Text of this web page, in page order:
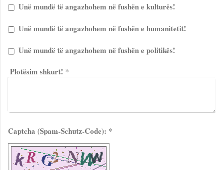
Unë mundë të angazhohem në fushën e kulturës!
Unë mundë të angazhohem në fushën e humanitetit!
Unë mundë të angazhohem në fushën e politikës!
Plotësim shkurt! *
Captcha (Spam-Schutz-Code): *